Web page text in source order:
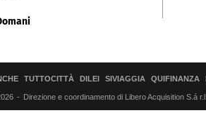
TUTTOCITTÀ DILEI SIVIAGGIA QUIFINANZA
Direzione e coordinamento di Libero Acquisition S.á r.l.